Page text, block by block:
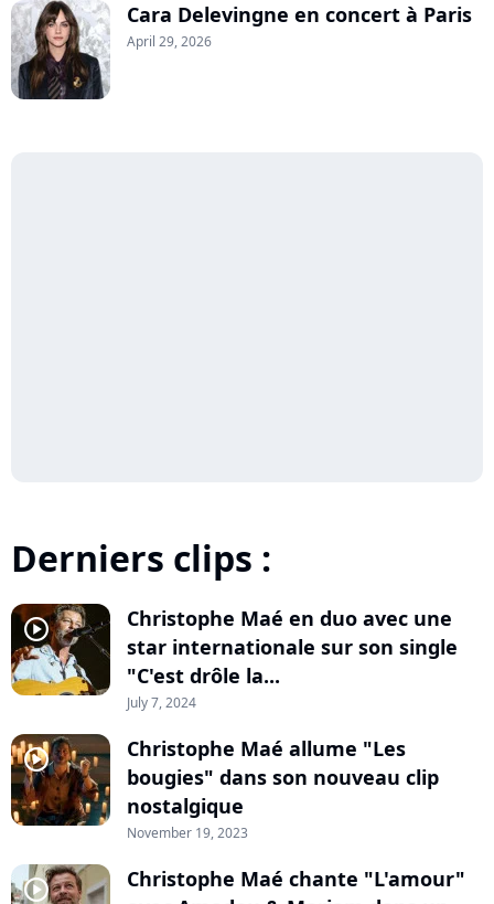
Cara Delevingne en concert à Paris
April 29, 2026
Derniers clips :
player2
Christophe Maé en duo avec une
star internationale sur son single
"C'est drôle la...
July 7, 2024
player2
Christophe Maé allume "Les
bougies" dans son nouveau clip
nostalgique
November 19, 2023
player2
Christophe Maé chante "L'amour"